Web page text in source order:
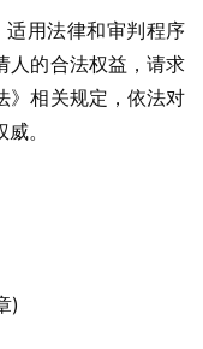
用法律和审判程序
人的合法权益，请求
》相关规定，依法对
。
)